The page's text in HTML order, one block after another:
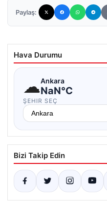
Paylaş:
Hava Durumu
☁Ankara
NaN°C
ŞEHIR SEÇ
Bizi Takip Edin